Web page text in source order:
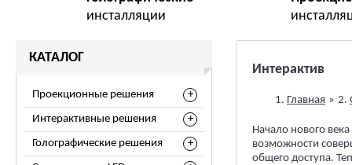
инсталляции
КАТАЛОГ
Проекционные решения
Интерактивные решения
Голографические решения
Интерактив
Главная »
Начало нового
возможности
общего доступа.